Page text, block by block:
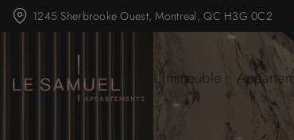
1245 Sherbrooke Ouest, Montreal, QC H3G 0C2
L’immeuble